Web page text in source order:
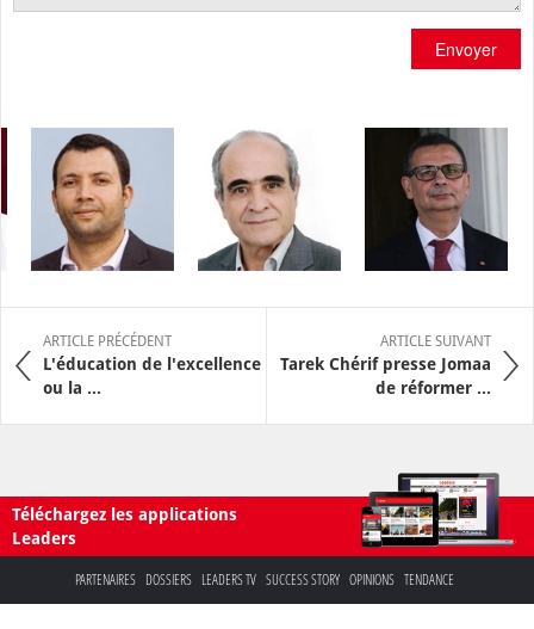
Envoyer
ARTICLE PRÉCÉDENT
L'éducation de l'excellence
ou la ...
ARTICLE SUIVANT
Tarek Chérif presse Jomaa
de réformer ...
Téléchargez les applications
Leaders
PARTENAIRES DOSSIERS LEADERS TV SUCCESS STORY OPINIONS TENDANCE